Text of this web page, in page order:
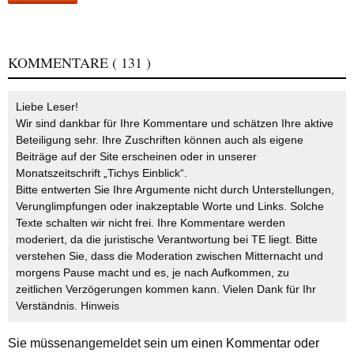
KOMMENTARE ( 131 )
Liebe Leser!
Wir sind dankbar für Ihre Kommentare und schätzen Ihre aktive
Beteiligung sehr. Ihre Zuschriften können auch als eigene
Beiträge auf der Site erscheinen oder in unserer
Monatszeitschrift „Tichys Einblick“.
Bitte entwerten Sie Ihre Argumente nicht durch Unterstellungen,
Verunglimpfungen oder inakzeptable Worte und Links. Solche
Texte schalten wir nicht frei. Ihre Kommentare werden
moderiert, da die juristische Verantwortung bei TE liegt. Bitte
verstehen Sie, dass die Moderation zwischen Mitternacht und
morgens Pause macht und es, je nach Aufkommen, zu
zeitlichen Verzögerungen kommen kann. Vielen Dank für Ihr
Verständnis. Hinweis
Sie müssenangemeldetsein um einen Kommentar oder